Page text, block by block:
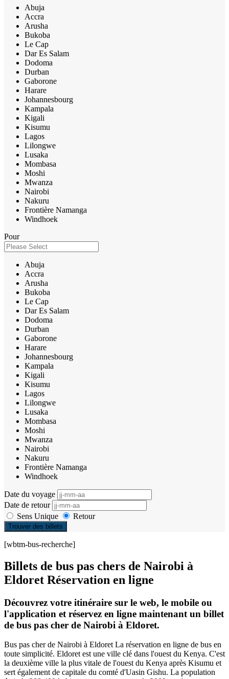
Abuja
Accra
Arusha
Bukoba
Le Cap
Dar Es Salam
Dodoma
Durban
Gaborone
Harare
Johannesbourg
Kampala
Kigali
Kisumu
Lagos
Lilongwe
Lusaka
Mombasa
Moshi
Mwanza
Nairobi
Nakuru
Frontière Namanga
Windhoek
Pour
Abuja
Accra
Arusha
Bukoba
Le Cap
Dar Es Salam
Dodoma
Durban
Gaborone
Harare
Johannesbourg
Kampala
Kigali
Kisumu
Lagos
Lilongwe
Lusaka
Mombasa
Moshi
Mwanza
Nairobi
Nakuru
Frontière Namanga
Windhoek
Date du voyage
Date de retour
Sens Unique
Retour
Trouver des billets
[wbtm-bus-recherche]
Billets de bus pas chers de Nairobi à
Eldoret Réservation en ligne
Découvrez votre itinéraire sur le web, le mobile ou
l'application et réservez en ligne maintenant un billet
de bus pas cher de Nairobi à Eldoret.
Bus pas cher de Nairobi à Eldoret La réservation en ligne de bus en
toute simplicité. Eldoret est une ville clé dans l'ouest du Kenya. C'est
la deuxième ville la plus vitale de l'ouest du Kenya après Kisumu et
sert également de capitale du comté d'Uasin Gishu. La population